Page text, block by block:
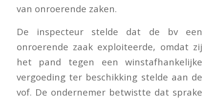
van onroerende zaken.
De inspecteur stelde dat de bv een
onroerende zaak exploiteerde, omdat zij
het pand tegen een winstafhankelijke
vergoeding ter beschikking stelde aan de
vof. De ondernemer betwistte dat sprake